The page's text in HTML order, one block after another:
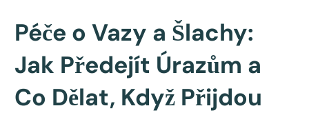
Péče o Vazy a Šlachy:
Jak Předejít Úrazům a
Co Dělat, Když Přijdou